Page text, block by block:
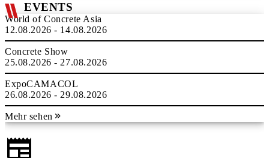
EVENTS
World of Concrete Asia
12.08.2026 - 14.08.2026
Concrete Show
25.08.2026 - 27.08.2026
ExpoCAMACOL
26.08.2026 - 29.08.2026
Mehr sehen